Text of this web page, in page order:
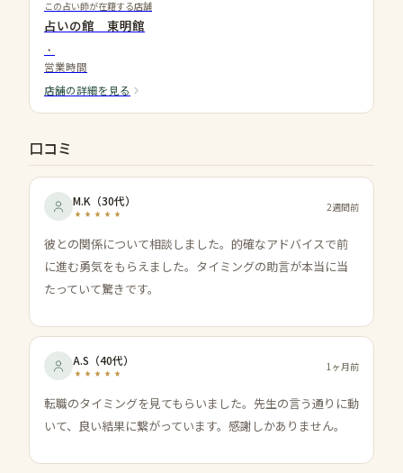
この占い師が在籍する店舗
占いの館 東明館
・
営業時間
店舗の詳細を見る
口コミ
M.K （30代） 2週間前
彼との関係について相談しました。的確なアドバイスで前
に進む勇気をもらえました。タイミングの助言が本当に当
たっていて驚きです。
A.S （40代） 1ヶ月前
転職のタイミングを見てもらいました。先生の言う通りに動
いて、良い結果に繋がっています。感謝しかありません。